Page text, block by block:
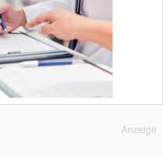
Anzeige